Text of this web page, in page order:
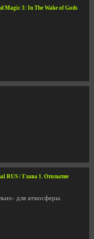
Magic 3: In The Wake of Gods
RUS / Глава 1. Отплытие
для атмосферы.